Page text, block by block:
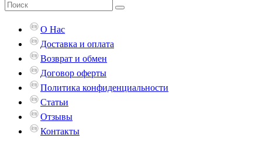
О Нас
Доставка и оплата
Возврат и обмен
Договор оферты
Политика конфиденциальности
Статьи
Отзывы
Контакты